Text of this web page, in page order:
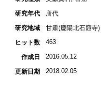
研究年代
唐代
研究地域
甘肅(慶陽北石窟寺)
ヒット数
463
作成日 2016.05.12
更新日期 2018.02.05